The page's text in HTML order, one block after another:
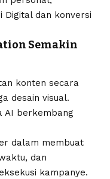
Digital dan konversi
Semakin
konten secara
desain visual.
AI berkembang
dalam membuat
dan
kampanye.